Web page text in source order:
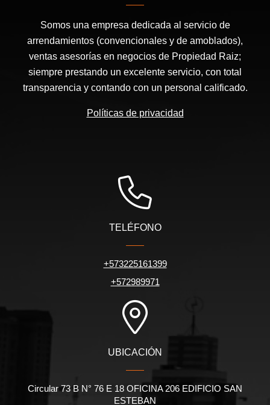
Somos una empresa dedicada al servicio de
arrendamientos (convencionales y de amoblados),
ventas asesorías en negocios de Propiedad Raiz;
siempre prestando un excelente servicio, con total
transparencia y contando con un personal calificado.
Políticas de privacidad
TELÉFONO
+573225161399
+572989971
UBICACIÓN
Circular 73 B N° 76 E 18 OFICINA 206 EDIFICIO SAN
ESTEBAN